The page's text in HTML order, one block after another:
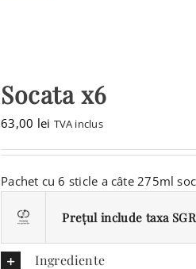
COȘ
Socata x6
63,00 lei TVA inclus
Pachet cu 6 sticle a câte 275ml
Prețul include taxa
Ingrediente